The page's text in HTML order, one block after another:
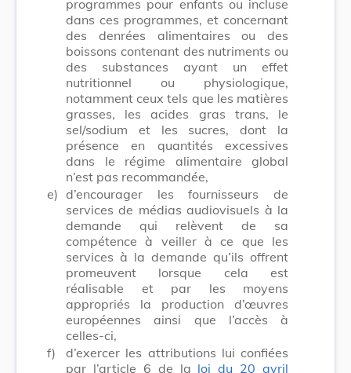
programmes pour enfants ou incluse
dans ces programmes, et concernant
des denrées alimentaires ou des
boissons contenant des nutriments ou
des substances ayant un effet
nutritionnel ou physiologique,
notamment ceux tels que les matières
grasses, les acides gras trans, le
sel/sodium et les sucres, dont la
présence en quantités excessives
dans le régime alimentaire global
n’est pas recommandée,
e) d’encourager les fournisseurs de
services de médias audiovisuels à la
demande qui relèvent de sa
compétence à veiller à ce que les
services à la demande qu’ils offrent
promeuvent lorsque cela est
réalisable et par les moyens
appropriés la production d’œuvres
européennes ainsi que l’accès à
celles-ci,
f)
d’exercer les attributions lui confiées
par l’article 6 de la loi du 20 avril